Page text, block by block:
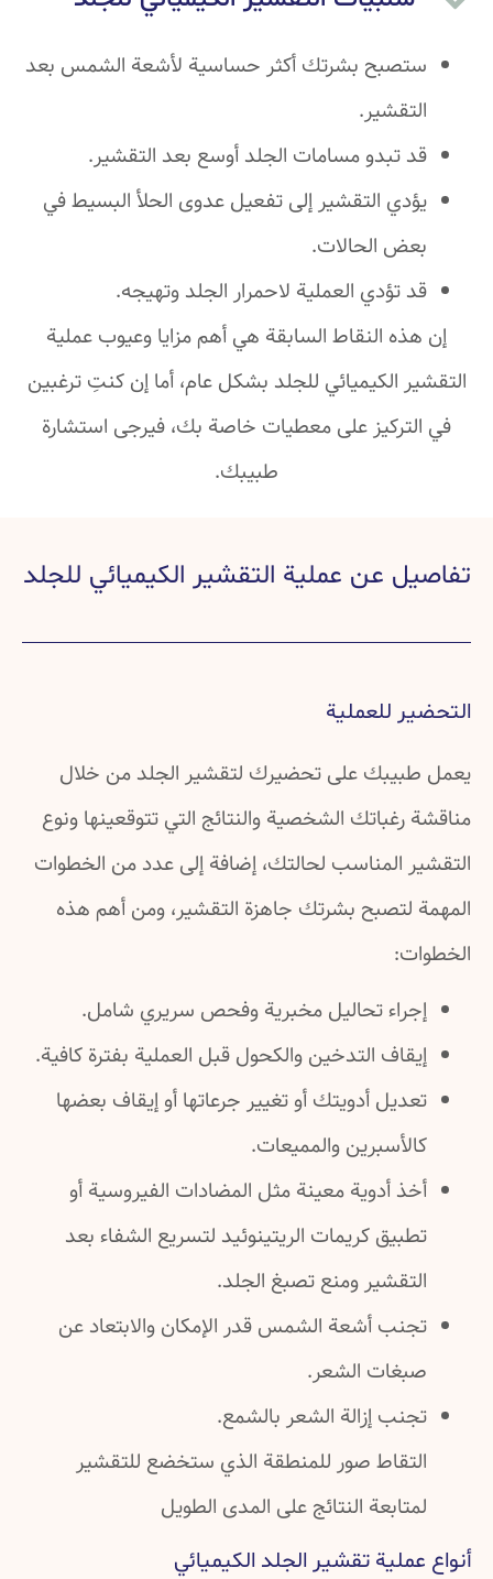
ستصبح بشرتك أكثر حساسية لأشعة الشمس بعد
التقشير.
قد تبدو مسامات الجلد أوسع بعد التقشير.
يؤدي التقشير إلى تفعيل عدوى الحلأ البسيط في
بعض الحالات.
قد تؤدي العملية لاحمرار الجلد وتهيجه.
إن هذه النقاط السابقة هي أهم مزايا وعيوب عملية
التقشير الكيميائي للجلد بشكل عام، أما إن كنتِ ترغبين
في التركيز على معطيات خاصة بك، فيرجى استشارة
طبيبك.
تفاصيل عن عملية التقشير الكيميائي للجلد
التحضير للعملية
يعمل طبيبك على تحضيرك لتقشير الجلد من خلال
مناقشة رغباتك الشخصية والنتائج التي تتوقعينها ونوع
التقشير المناسب لحالتك، إضافة إلى عدد من الخطوات
المهمة لتصبح بشرتك جاهزة التقشير، ومن أهم هذه
الخطوات:
إجراء تحاليل مخبرية وفحص سريري شامل.
إيقاف التدخين والكحول قبل العملية بفترة كافية.
تعديل أدويتك أو تغيير جرعاتها أو إيقاف بعضها
كالأسبرين والمميعات.
أخذ أدوية معينة مثل المضادات الفيروسية أو
تطبيق كريمات الريتينوئيد لتسريع الشفاء بعد
التقشير ومنع تصبغ الجلد.
تجنب أشعة الشمس قدر الإمكان والابتعاد عن
صبغات الشعر.
تجنب إزالة الشعر بالشمع.
التقاط صور للمنطقة الذي ستخضع للتقشير
لمتابعة النتائج على المدى الطويل
أنواع عملية تقشير الجلد الكيميائي